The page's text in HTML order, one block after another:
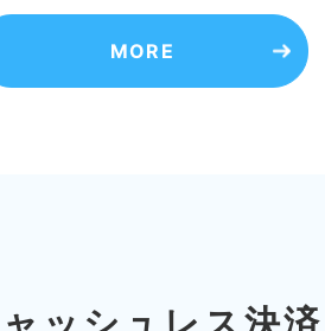
MORE